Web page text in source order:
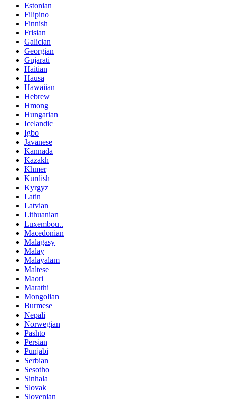
Estonian
Filipino
Finnish
Frisian
Galician
Georgian
Gujarati
Haitian
Hausa
Hawaiian
Hebrew
Hmong
Hungarian
Icelandic
Igbo
Javanese
Kannada
Kazakh
Khmer
Kurdish
Kyrgyz
Latin
Latvian
Lithuanian
Luxembou..
Macedonian
Malagasy
Malay
Malayalam
Maltese
Maori
Marathi
Mongolian
Burmese
Nepali
Norwegian
Pashto
Persian
Punjabi
Serbian
Sesotho
Sinhala
Slovak
Slovenian